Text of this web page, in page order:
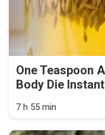
One Teaspoon
Body Die
7 h 55 min